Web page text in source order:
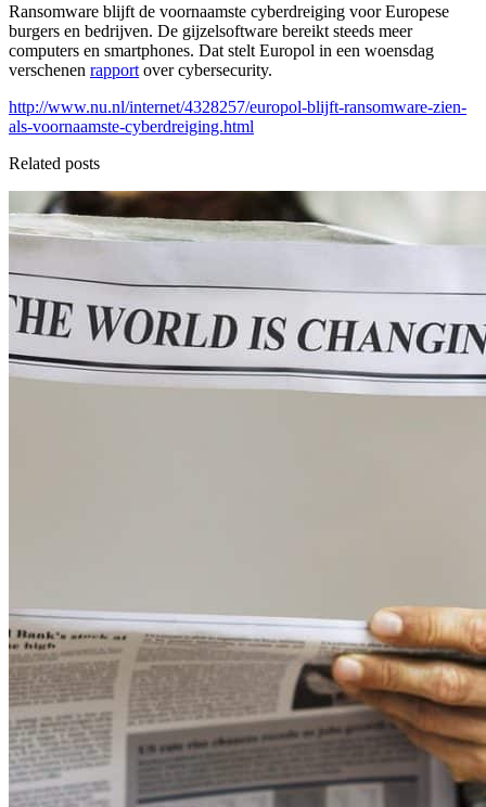
Ransomware blijft de voornaamste cyberdreiging voor Europese
burgers en bedrijven. De gijzelsoftware bereikt steeds meer
computers en smartphones. Dat stelt Europol in een woensdag
verschenen rapport over cybersecurity.
http://www.nu.nl/internet/4328257/europol-blijft-ransomware-zien-
als-voornaamste-cyberdreiging.html
Related posts